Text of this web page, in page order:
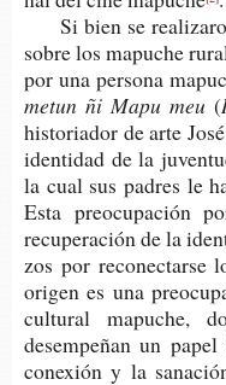
Si bien se
sobre los mapu­che
por una per­so­na
me­tun ñi Mapu meu (
his­to­ria­dor de arte
iden­ti­dad de la
la cual sus padres le
Esta preo­cu­pa­ción
recu­pe­ra­ción de la
zos por reco­nec­tar­se
ori­gen es una
cul­tu­ral mapu­che,
desem­pe­ñan un
cone­xión y la